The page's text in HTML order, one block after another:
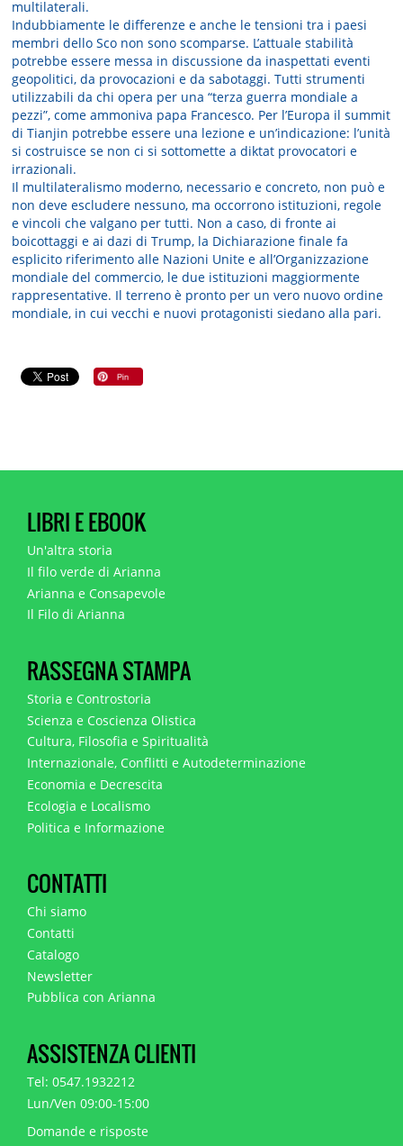
multilaterali.
Indubbiamente le differenze e anche le tensioni tra i paesi
membri dello Sco non sono scomparse. L’attuale stabilità
potrebbe essere messa in discussione da inaspettati eventi
geopolitici, da provocazioni e da sabotaggi. Tutti strumenti
utilizzabili da chi opera per una “terza guerra mondiale a
pezzi”, come ammoniva papa Francesco. Per l’Europa il summit
di Tianjin potrebbe essere una lezione e un’indicazione: l’unità
si costruisce se non ci si sottomette a diktat provocatori e
irrazionali.
Il multilateralismo moderno, necessario e concreto, non può e
non deve escludere nessuno, ma occorrono istituzioni, regole
e vincoli che valgano per tutti. Non a caso, di fronte ai
boicottaggi e ai dazi di Trump, la Dichiarazione finale fa
esplicito riferimento alle Nazioni Unite e all’Organizzazione
mondiale del commercio, le due istituzioni maggiormente
rappresentative. Il terreno è pronto per un vero nuovo ordine
mondiale, in cui vecchi e nuovi protagonisti siedano alla pari.
LIBRI E EBOOK
Un'altra storia
Il filo verde di Arianna
Arianna e Consapevole
Il Filo di Arianna
RASSEGNA STAMPA
Storia e Controstoria
Scienza e Coscienza Olistica
Cultura, Filosofia e Spiritualità
Internazionale, Conflitti e Autodeterminazione
Economia e Decrescita
Ecologia e Localismo
Politica e Informazione
CONTATTI
Chi siamo
Contatti
Catalogo
Newsletter
Pubblica con Arianna
ASSISTENZA CLIENTI
Tel: 0547.1932212
Lun/Ven 09:00-15:00
Domande e risposte